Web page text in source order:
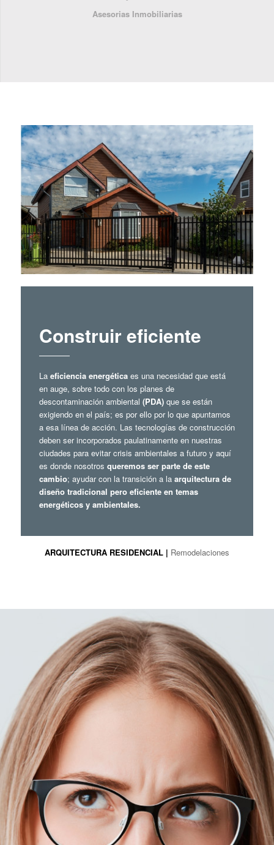
Asesorias Inmobiliarias
Construir eficiente
La eficiencia energética es una necesidad que está
en auge, sobre todo con los planes de
descontaminación ambiental (PDA)que se están
exigiendo en el país; es por ello por lo que apuntamos
a esa línea de acción. Las tecnologías de construcción
deben ser incorporados paulatinamente en nuestras
ciudades para evitar crisis ambientales a futuro y aquí
es donde nosotros queremos ser parte de este
cambio; ayudar con la transición a la arquitectura de
diseño tradicional pero eficiente en temas
energéticos y ambientales.
ARQUITECTURA RESIDENCIAL | Remodelaciones